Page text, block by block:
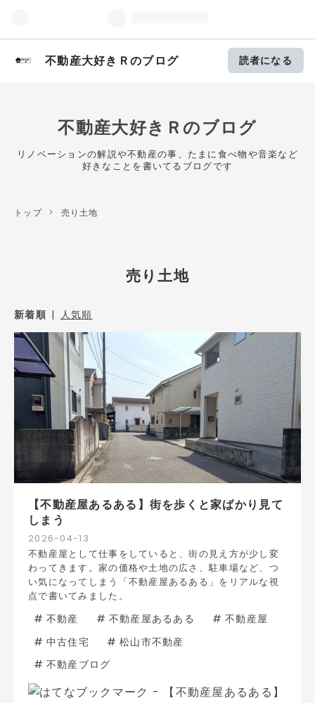
不動産大好きＲのブログ 読者になる
不動産大好きＲのブログ
リノベーションの解説や不動産の事、たまに食べ物や音楽など
好きなことを書いてるブログです
トップ > 売り土地
売り土地
新着順 人気順
2026-04-13
【不動産屋あるある】街を歩くと家ばかり見て
しまう
不動産屋として仕事をしていると、街の見え方が少し変
わってきます。家の価格や土地の広さ、駐車場など、つ
い気になってしまう「不動産屋あるある」をリアルな視
点で書いてみました。
# 不動産 # 不動産屋あるある # 不動産屋
# 中古住宅 # 松山市不動産
# 不動産ブログ